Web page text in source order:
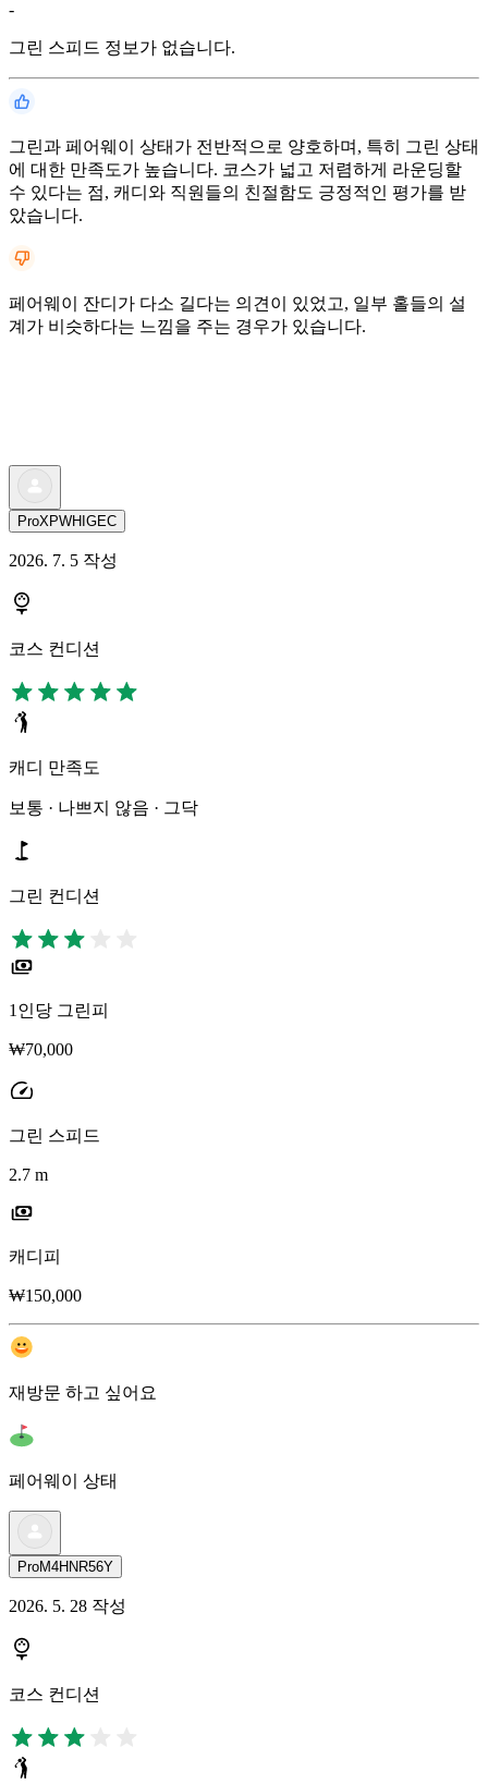
-
그린 스피드 정보가 없습니다.
그린과 페어웨이 상태가 전반적으로 양호하며, 특히 그린 상태
에 대한 만족도가 높습니다. 코스가 넓고 저렴하게 라운딩할
수 있다는 점, 캐디와 직원들의 친절함도 긍정적인 평가를 받
았습니다.
페어웨이 잔디가 다소 길다는 의견이 있었고, 일부 홀들의 설
계가 비슷하다는 느낌을 주는 경우가 있습니다.
ProXPWHIGEC
2026. 7. 5 작성
코스 컨디션
캐디 만족도
보통 · 나쁘지 않음 · 그닥
그린 컨디션
1인당 그린피
₩70,000
그린 스피드
2.7 m
캐디피
₩150,000
재방문 하고 싶어요
페어웨이 상태
ProM4HNR56Y
2026. 5. 28 작성
코스 컨디션